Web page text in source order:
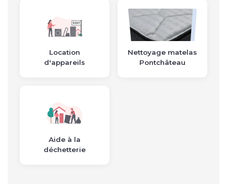
Location
d'appareils
Nettoyage matelas
Pontchâteau
Aide à la
déchetterie